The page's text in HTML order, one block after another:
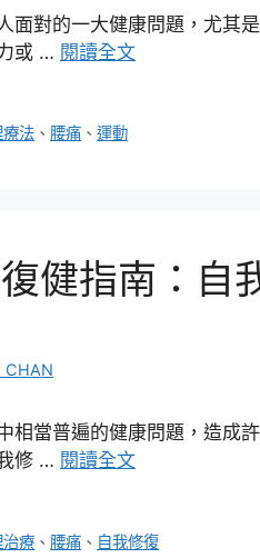
面對的一大健康問題，尤其
或 … 閱讀全文
法 、腰痛 、運動
健指南：自
CHAN
相當普遍的健康問題，造成
修 … 閱讀全文
療 、 腰痛 、 自我修復